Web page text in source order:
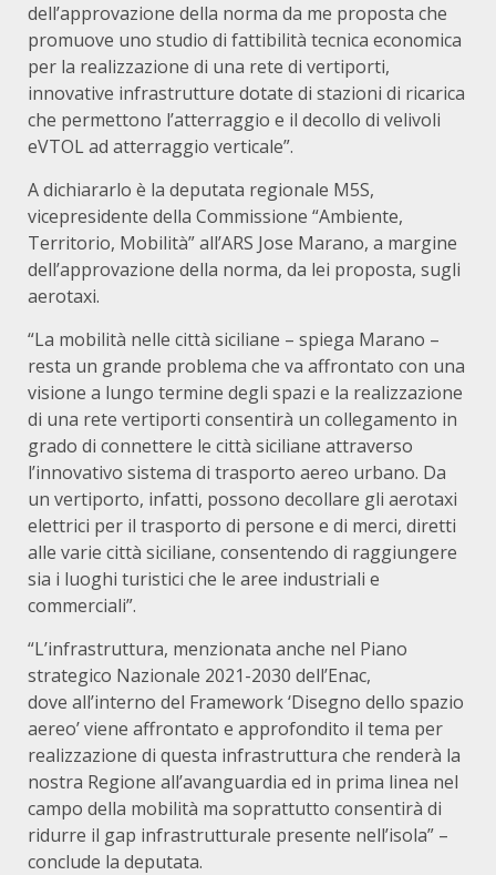
dell’approvazione della norma da me proposta che
promuove uno studio di fattibilità tecnica economica
per la realizzazione di una rete di vertiporti,
innovative infrastrutture dotate di stazioni di ricarica
che permettono l’atterraggio e il decollo di velivoli
eVTOL ad atterraggio verticale”.
A dichiararlo è la deputata regionale M5S,
vicepresidente della Commissione “Ambiente,
Territorio, Mobilità” all’ARS Jose Marano, a margine
dell’approvazione della norma, da lei proposta, sugli
aerotaxi.
“La mobilità nelle città siciliane – spiega Marano –
resta un grande problema che va affrontato con una
visione a lungo termine degli spazi e la realizzazione
di una rete vertiporti consentirà un collegamento in
grado di connettere le città siciliane attraverso
l’innovativo sistema di trasporto aereo urbano. Da
un vertiporto, infatti, possono decollare gli aerotaxi
elettrici per il trasporto di persone e di merci, diretti
alle varie città siciliane, consentendo di raggiungere
sia i luoghi turistici che le aree industriali e
commerciali”.
“L’infrastruttura, menzionata anche nel Piano
strategico Nazionale 2021-2030 dell’Enac,
dove all’interno del Framework ‘Disegno dello spazio
aereo’ viene affrontato e approfondito il tema per
realizzazione di questa infrastruttura che renderà la
nostra Regione all’avanguardia ed in prima linea nel
campo della mobilità ma soprattutto consentirà di
ridurre il gap infrastrutturale presente nell’isola” –
conclude la deputata.